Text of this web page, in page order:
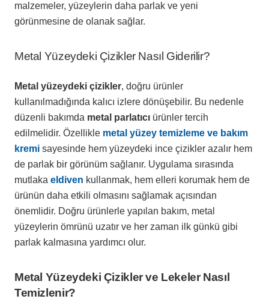
malzemeler, yüzeylerin daha parlak ve yeni
görünmesine de olanak sağlar.
Metal Yüzeydeki Çizikler Nasıl Giderilir?
Metal yüzeydeki çizikler, doğru ürünler
kullanılmadığında kalıcı izlere dönüşebilir. Bu nedenle
düzenli bakımda metal parlatıcı ürünler tercih
edilmelidir. Özellikle metal yüzey temizleme ve bakım
kremi sayesinde hem yüzeydeki ince çizikler azalır hem
de parlak bir görünüm sağlanır. Uygulama sırasında
mutlaka eldiven kullanmak, hem elleri korumak hem de
ürünün daha etkili olmasını sağlamak açısından
önemlidir. Doğru ürünlerle yapılan bakım, metal
yüzeylerin ömrünü uzatır ve her zaman ilk günkü gibi
parlak kalmasına yardımcı olur.
Metal Yüzeydeki Çizikler ve Lekeler Nasıl
Temizlenir?